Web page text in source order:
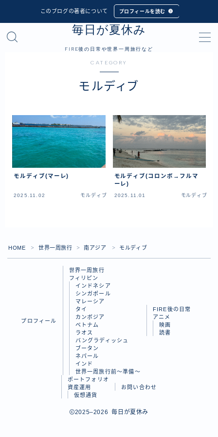
このブログの著者について プロフィールを読む
毎日が夏休み
FIRE後の日常や世界一周旅行など
MENU
インドネシア
シンガポール
マレーシア
タイ
カンボジア
バングラディッシュ
世界一周旅行前～準備～
Follow Me
CATEGORY
モルディブ
モルディブ(マーレ)
2025.11.02 モルディブ
モルディブ(コロンボ→フルマ
ーレ)
2025.11.01 モルディブ
HOME ＞ 世界一周旅行 ＞ 南アジア ＞ モルディブ
プロフィール
世界一周旅行
フィリピン
インドネシア
シンガポール
マレーシア
タイ
カンボジア
ベトナム
ラオス
バングラディッシュ
ブータン
ネパール
インド
世界一周旅行前～準備～
FIRE後の日常
アニメ
映画
読書
ポートフォリオ
資産運用
仮想通貨
お問い合わせ
2025–2026 毎日が夏休み